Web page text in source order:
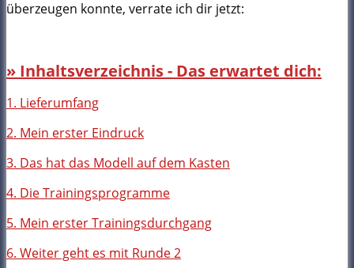
überzeugen konnte, verrate ich dir jetzt:
» Inhaltsverzeichnis - Das erwartet dich:
1. Lieferumfang
2. Mein erster Eindruck
3. Das hat das Modell auf dem Kasten
4. Die Trainingsprogramme
5. Mein erster Trainingsdurchgang
6. Weiter geht es mit Runde 2